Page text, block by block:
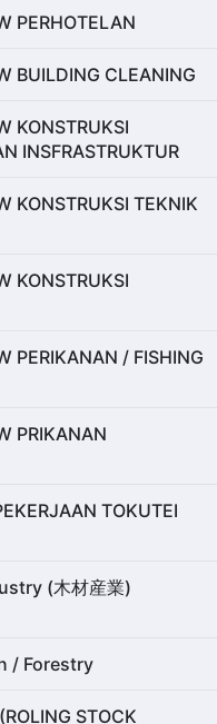
PERHOTELAN
BUILDING CLEANING
KONSTRUKSI
INSFRASTRUKTUR
KONSTRUKSI TEKNIK
KONSTRUKSI
PERIKANAN / FISHING
PRIKANAN
TOKUTEI
(木材産業)
/ Forestry
STOCK